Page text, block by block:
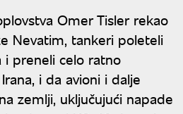
Omer Tisler rekao
Nevatim, tankeri poleteli
i preneli celo ratno
i da avioni i dalje
zemlji, uključujući napade